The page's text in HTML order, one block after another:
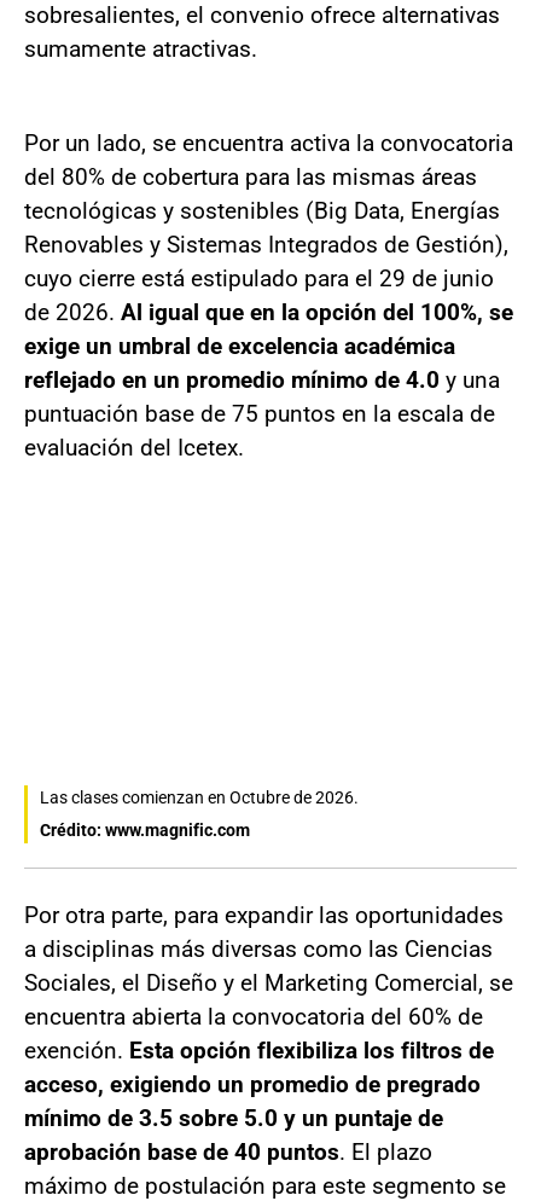
sobresalientes, el convenio ofrece alternativas
sumamente atractivas.
Por un lado, se encuentra activa la convocatoria
del 80% de cobertura para las mismas áreas
tecnológicas y sostenibles (Big Data, Energías
Renovables y Sistemas Integrados de Gestión),
cuyo cierre está estipulado para el 29 de junio
de 2026. Al igual que en la opción del 100%, se
exige un umbral de excelencia académica
reflejado en un promedio mínimo de 4.0 y una
puntuación base de 75 puntos en la escala de
evaluación del Icetex.
Las clases comienzan en Octubre de 2026.
Crédito: www.magnific.com
Por otra parte, para expandir las oportunidades
a disciplinas más diversas como las Ciencias
Sociales, el Diseño y el Marketing Comercial, se
encuentra abierta la convocatoria del 60% de
exención. Esta opción flexibiliza los filtros de
acceso, exigiendo un promedio de pregrado
mínimo de 3.5 sobre 5.0 y un puntaje de
aprobación base de 40 puntos. El plazo
máximo de postulación para este segmento se